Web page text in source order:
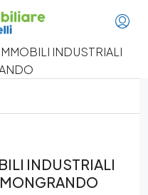
INDUSTRIALI